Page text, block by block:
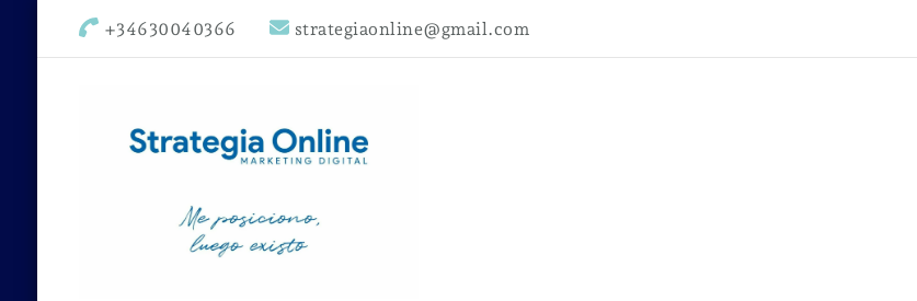
+34630040366 strategiaonline@gmail.com